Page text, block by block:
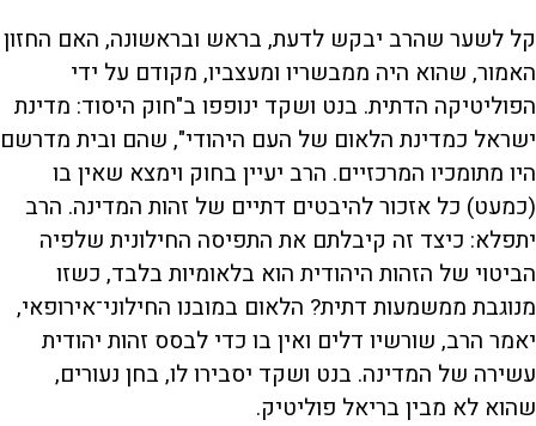
קל לשער שהרב יבקש לדעת, בראש ובראשונה, האם החזון
האמור, שהוא היה ממבשריו ומעצביו, מקודם על ידי
הפוליטיקה הדתית. בנט ושקד ינופפו ב"חוק היסוד: מדינת
ישראל כמדינת הלאום של העם היהודי", שהם ובית מדרשם
היו מתומכיו המרכזיים. הרב יעיין בחוק וימצא שאין בו
(כמעט) כל אזכור להיבטים דתיים של זהות המדינה. הרב
יתפלא: כיצד זה קיבלתם את התפיסה החילונית שלפיה
הביטוי של הזהות היהודית הוא בלאומיות בלבד, כשזו
מנוגבת ממשמעות דתית? הלאום במובנו החילוני־אירופאי,
יאמר הרב, שורשיו דלים ואין בו כדי לבסס זהות יהודית
עשירה של המדינה. בנט ושקד יסבירו לו, בחן נעורים,
שהוא לא מבין בריאל פוליטיק.